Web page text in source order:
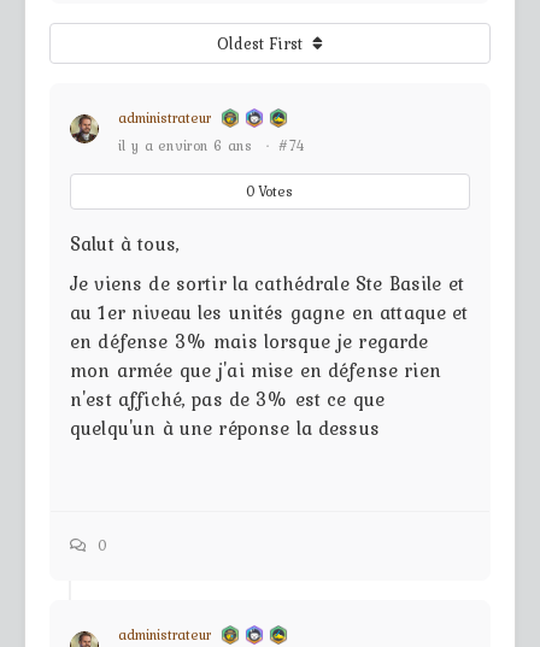
Oldest First
administrateur
il y a environ 6 ans
· #74
0Votes
Salut à tous,
Je viens de sortir la cathédrale Ste Basile et
au 1er niveau les unités gagne en attaque et
en défense 3% mais lorsque je regarde
mon armée que j'ai mise en défense rien
n'est affiché, pas de 3% est ce que
quelqu'un à une réponse la dessus
0
administrateur